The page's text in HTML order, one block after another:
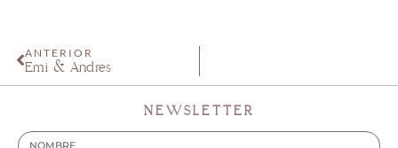
ANTERIOR
Emi & Andrés
NEWSLETTER